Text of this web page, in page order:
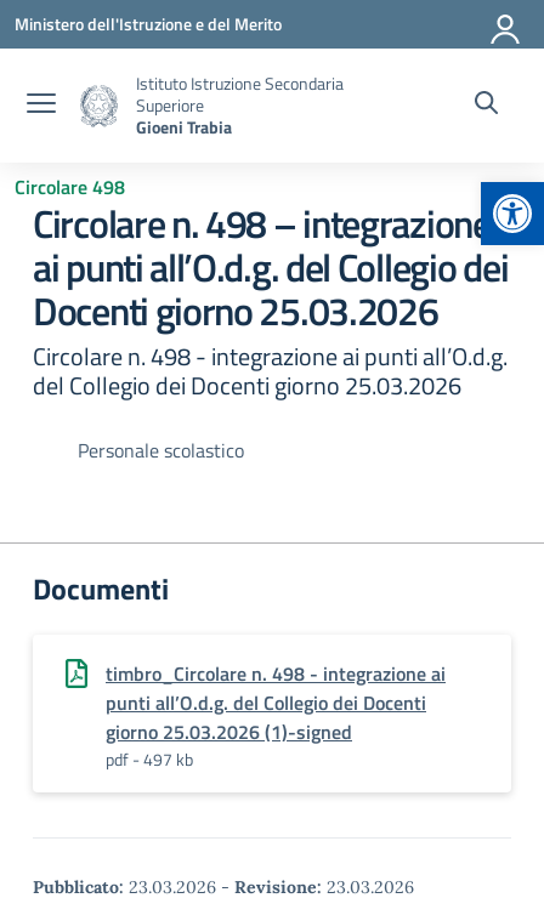
Vai ai contenuti
Vai al menu di navigazione
Vai al footer
Ministero dell'Istruzione e del Merito
Istituto Istruzione Secondaria
Superiore
Gioeni Trabia
Circolare 498
Circolare n. 498 – integrazione
ai punti all’O.d.g. del Collegio dei
Docenti giorno 25.03.2026
Circolare n. 498 - integrazione ai punti all’O.d.g.
del Collegio dei Docenti giorno 25.03.2026
Personale scolastico
Documenti
timbro_Circolare n. 498 - integrazione ai
punti all’O.d.g. del Collegio dei Docenti
giorno 25.03.2026 (1)-signed
pdf - 497 kb
Pubblicato: 23.03.2026 - Revisione: 23.03.2026